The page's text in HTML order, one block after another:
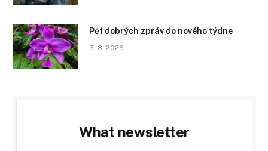
Pět dobrých zpráv do nového týdne
3. 8. 2026
What newsletter